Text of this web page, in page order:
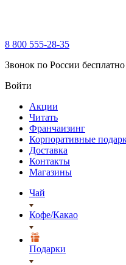
8 800 555-28-35
Звонок по России
Войти
Акции
Читать
Франчаизинг
Корпоративные
Доставка
Контакты
Магазины
Чай
Кофе/Какао
Подарки